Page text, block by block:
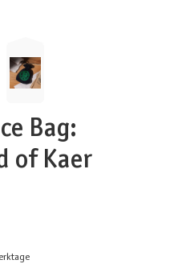
Bag:
of Kaer